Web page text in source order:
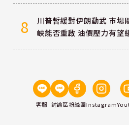
8
川普暫緩對伊朗動武 市場
峽能否重啟 油價壓力有望
客服 討論區粉絲團Instagram